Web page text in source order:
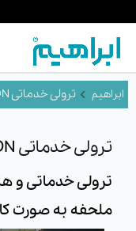
ترولی خدماتی EMOTION
ترولی خدماتی EMOTION
ترولی خدماتی
ملحفه به صورت